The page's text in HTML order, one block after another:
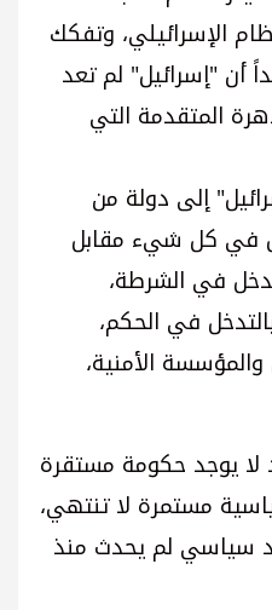
الإسرائيلي، وتفكك
أن "إسرائيل" لم تعد
المتقدمة التي
إلى دولة من
في كل شيء مقابل
في الشرطة،
في الحكم،
الأمنية،
لا يوجد حكومة مستقرة
مستمرة لا تنتهي،
سياسي لم يحدث منذ